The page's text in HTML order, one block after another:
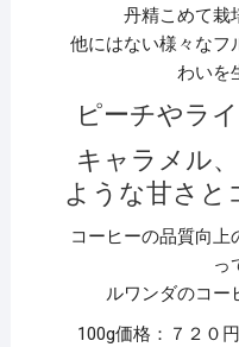
丹精こめて栽
他にはない様々なフ
わいを
ピーチやラ
キャラメル
ような甘さと
コーヒーの品質向上
っ
ルワンダのコー
100g価格：７２０